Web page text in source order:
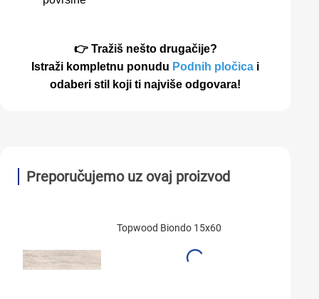
👉 Tražiš nešto drugačije?
Istraži kompletnu ponudu Podnih pločica i
odaberi stil koji ti najviše odgovara!
Preporučujemo uz ovaj proizvod
Topwood Biondo 15x60